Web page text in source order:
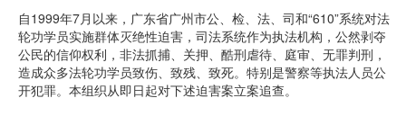
自1999年7月以来，广东省广州市公、检、法、司和“610”系统对法
轮功学员实施群体灭绝性迫害，司法系统作为执法机构，公然剥夺
公民的信仰权利，非法抓捕、关押、酷刑虐待、庭审、无罪判刑，
造成众多法轮功学员致伤、致残、致死。特别是警察等执法人员公
开犯罪。本组织从即日起对下述迫害案立案追查。